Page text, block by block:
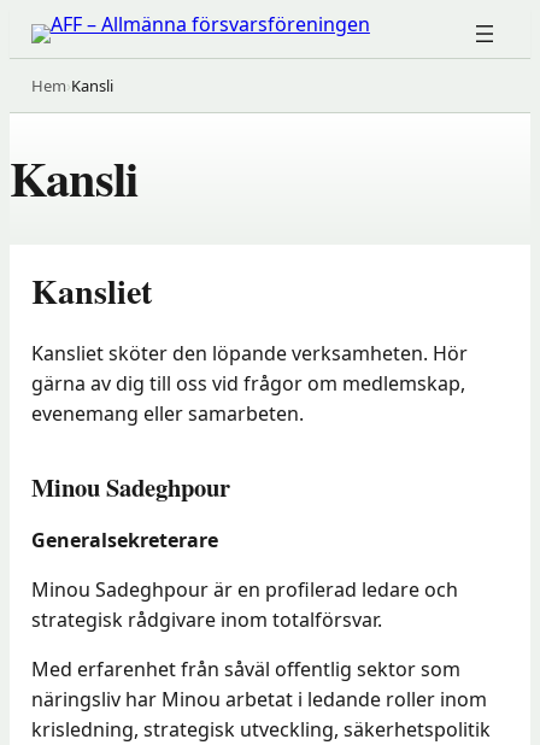
Hoppa
till
innehåll
Hem›Kansli
Kansli
Kansliet
Kansliet sköter den löpande verksamheten. Hör
gärna av dig till oss vid frågor om medlemskap,
evenemang eller samarbeten.
Minou Sadeghpour
Generalsekreterare
Minou Sadeghpour är en profilerad ledare och
strategisk rådgivare inom totalförsvar.
Med erfarenhet från såväl offentlig sektor som
näringsliv har Minou arbetat i ledande roller inom
krisledning, strategisk utveckling, säkerhetspolitik